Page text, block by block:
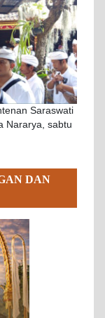
Saraswati
Nararya, sabtu
DAN